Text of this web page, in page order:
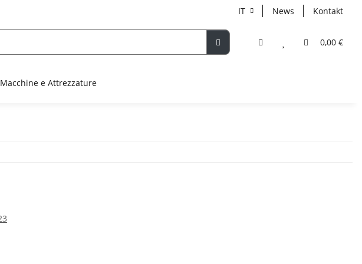
IT News Kontakt
0,00 €
Macchine e Attrezzature